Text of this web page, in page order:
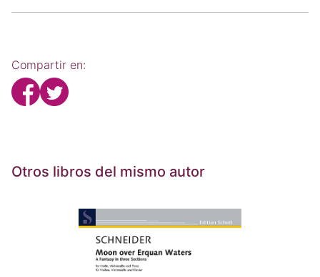
Compartir en:
Otros libros del mismo autor